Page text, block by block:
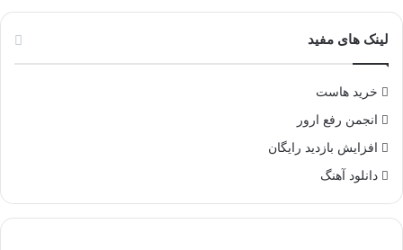
لینک های مفید
خرید هاست
انجمن رفع ارور
افزایش بازدید رایگان
دانلود آهنگ